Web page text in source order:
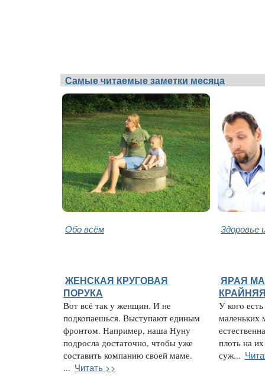
Самые читаемые заметки месяца
Обо всём Здоровье
ЖЕНСКАЯ КРУГОВАЯ
ПОРУКА
Вот всё так у женщин. И не
подкопаешься. Выступают единым
фронтом. Например, наша Нуну
подросла достаточно, чтобы уже
составить компанию своей маме.
... Читать >>
ЯРАЯ
У кого
маленьких
плоть на
суж...